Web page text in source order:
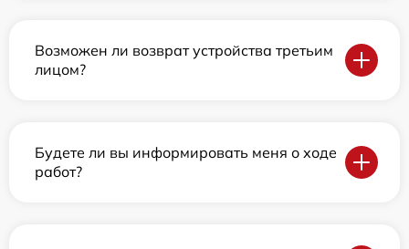
Возможен ли возврат устройства третьим
лицом?
Будете ли вы информировать меня о ходе
работ?